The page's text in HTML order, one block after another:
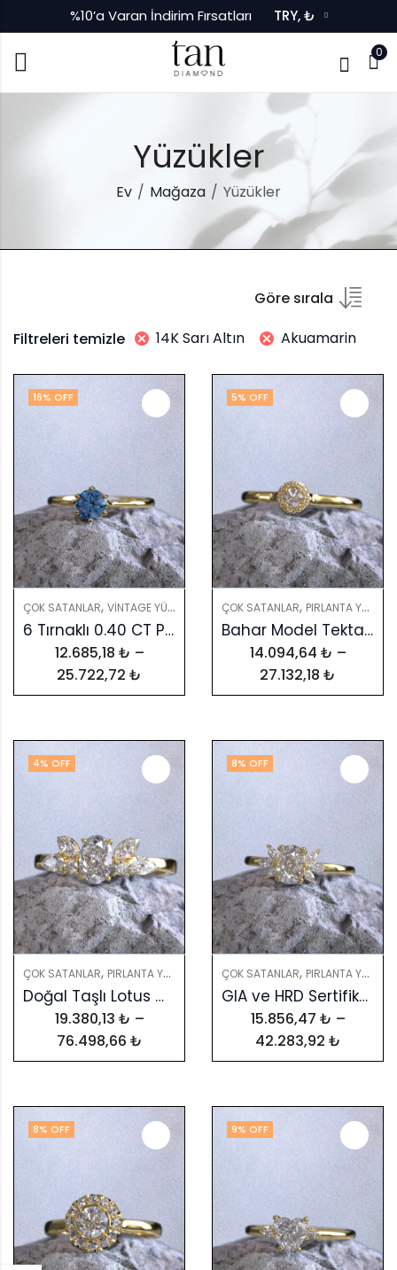
%10’a Varan İndirim Fırsatları TRY, ₺
0
Yüzükler
Ev Mağaza Yüzükler
Göre sırala
Filtreleri temizle
14K Sarı Altın Akuamarin
16% OFF
ÇOK SATANLAR, VINTAGE YÜZÜKLER YÜZÜKLER
6 Tırnaklı 0.40 CT Pırlanta Yüzük: GIA & HRD Sertifikalı, Renkli Taş Seçenekleriyle
12.685,18 ₺ –
25.722,72 ₺
5% OFF
ÇOK SATANLAR, PIRLANTA YÜZÜKLER
Bahar Model Tektaş Yüzük – Kendi Yüzüğünüzü Tasarlayın
14.094,64 ₺ –
27.132,18 ₺
4% OFF
ÇOK SATANLAR, PIRLANTA YÜZÜKLER YÜZÜKLER
Doğal Taşlı Lotus Çiçeği Tektaş Yüzük – Kişiye Özel Tasarım
19.380,13 ₺ –
76.498,66 ₺
8% OFF
ÇOK SATANLAR, PIRLANTA YÜZÜKLER
GIA ve HRD Sertifikalı, Renkli Taşlı Zarif Pırlanta Yüzük
15.856,47 ₺ –
42.283,92 ₺
8% OFF 9% OFF